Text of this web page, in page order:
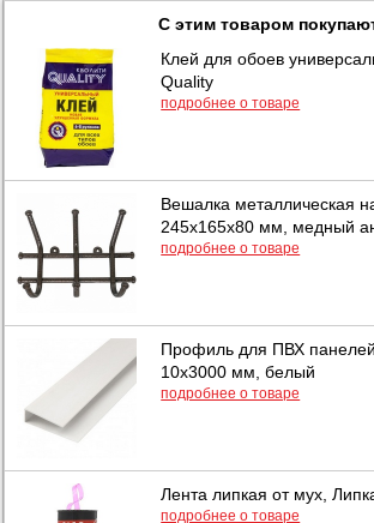
С этим товаром
Клей для обоев
Quality
подробнее о товаре
Вешалка металлическая
245х165х80 мм, медный
подробнее о товаре
Профиль для ПВХ
10х3000 мм, белый
подробнее о товаре
Лента липкая от мух,
подробнее о товаре